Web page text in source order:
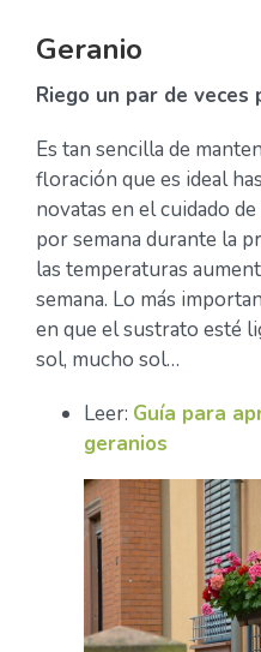
Geranio
Riego un par de veces
Es tan sencilla de
floración que es ideal
novatas en el cuidado
por semana durante la
las temperaturas
semana. Lo más
en que el sustrato esté
sol, mucho sol…
Leer: Guía para
geranios